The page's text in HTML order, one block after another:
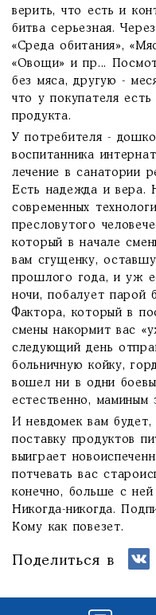
верить, что есть и
битва серьезная.
«Среда обитания»,
«Овощи» и пр...
без мяса, другую -
что у покупателя
продукта.
У потребителя -
воспитанника
лечение в санатории
Есть надежда и вера.
современных
пресловутого
который в начале
вам сгущенку,
прошлого года, и уж
ночи, побалует парой
Фактора, который в
смены накормит вас
следующий день
больничную койку,
вошел ни в одни
естественно, маминым
И невдомек вам
поставку продуктов
выиграет
потчевать вас
конечно, больше с
Никогда-никогда.
Кому как повезет.
Поделиться в